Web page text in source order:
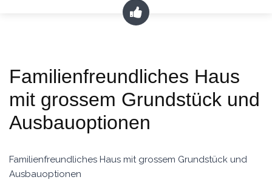
Familienfreundliches Haus
mit grossem Grundstück und
Ausbauoptionen
Familienfreundliches Haus mit grossem Grundstück und
Ausbauoptionen